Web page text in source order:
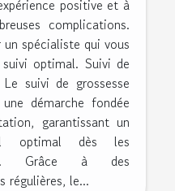
positive et à
complications.
spécialiste qui vous
optimal. Suivi de
suivi de grossesse
démarche fondée
garantissant un
optimal dès les
Grâce à des
régulières, le...